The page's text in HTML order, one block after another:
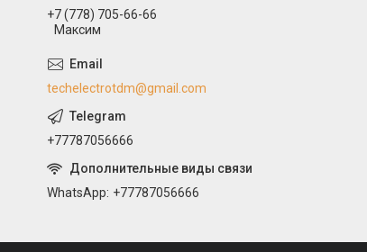
+7 (778) 705-66-66
Максим
techelectrotdm@gmail.com
+77787056666
WhatsApp +77787056666